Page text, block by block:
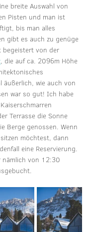
breite Auswahl von
Pisten und man ist
bis man alles
gibt es auch zu genüge
begeistert von der
, die auf ca. 2096m Höhe
äußerlich, wie auch von
war so gut! Ich habe
Terrasse die Sonne
Berge genossen. Wenn
möchtest, dann
eine Reservierung.
nämlich von 12:30